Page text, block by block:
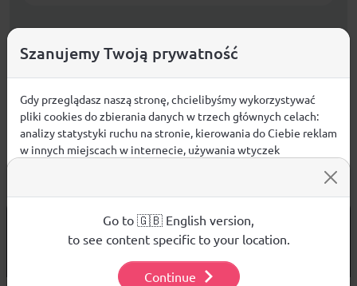
DARMOWA WYSYŁKAod 299 PLN
NA ZWROT TOWARU
Szanujemy Twoją prywatność
Gdy przeglądasz naszą stronę, chcielibyśmy wykorzystywać
pliki cookies do zbierania danych w trzech głównych celach:
analizy statystyki ruchu na stronie, kierowania do Ciebie reklam
w innych miejscach w internecie, używania wtyczek
używanych plików cookies.
Aby dowiedzieć się więcej o plikach cookie i tym, jak
wykorzystujemy Twoje dane, odwiedź naszą Polityką
Go to 🇬🇧 English version,
to see content specific to your location.
Continue